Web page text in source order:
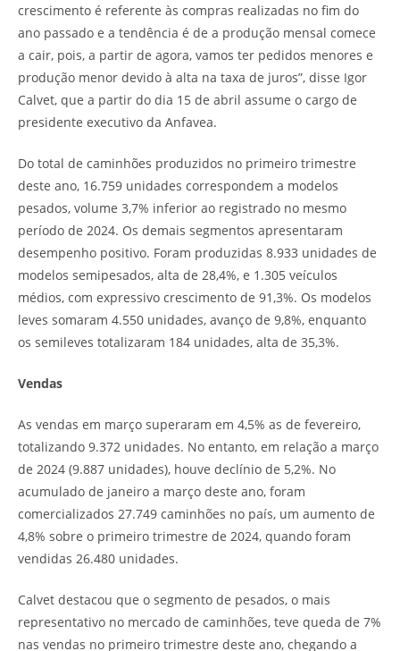
crescimento é referente às compras realizadas no fim do
ano passado e a tendência é de a produção mensal comece
a cair, pois, a partir de agora, vamos ter pedidos menores e
produção menor devido à alta na taxa de juros”, disse Igor
Calvet, que a partir do dia 15 de abril assume o cargo de
presidente executivo da Anfavea.
Do total de caminhões produzidos no primeiro trimestre
deste ano, 16.759 unidades correspondem a modelos
pesados, volume 3,7% inferior ao registrado no mesmo
período de 2024. Os demais segmentos apresentaram
desempenho positivo. Foram produzidas 8.933 unidades de
modelos semipesados, alta de 28,4%, e 1.305 veículos
médios, com expressivo crescimento de 91,3%. Os modelos
leves somaram 4.550 unidades, avanço de 9,8%, enquanto
os semileves totalizaram 184 unidades, alta de 35,3%.
Vendas
As vendas em março superaram em 4,5% as de fevereiro,
totalizando 9.372 unidades. No entanto, em relação a março
de 2024 (9.887 unidades), houve declínio de 5,2%. No
acumulado de janeiro a março deste ano, foram
comercializados 27.749 caminhões no país, um aumento de
4,8% sobre o primeiro trimestre de 2024, quando foram
vendidas 26.480 unidades.
Calvet destacou que o segmento de pesados, o mais
representativo no mercado de caminhões, teve queda de 7%
nas vendas no primeiro trimestre deste ano, chegando a